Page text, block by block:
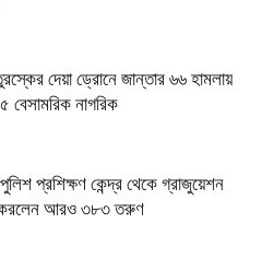
দেয়া ড্রোনে জান্তার ৬৬ হামলায়
বেসামরিক নাগরিক
প্রশিক্ষণ কেন্দ্র থেকে গ্রাজুয়েশন
আরও ৩৮৩ তরুণ